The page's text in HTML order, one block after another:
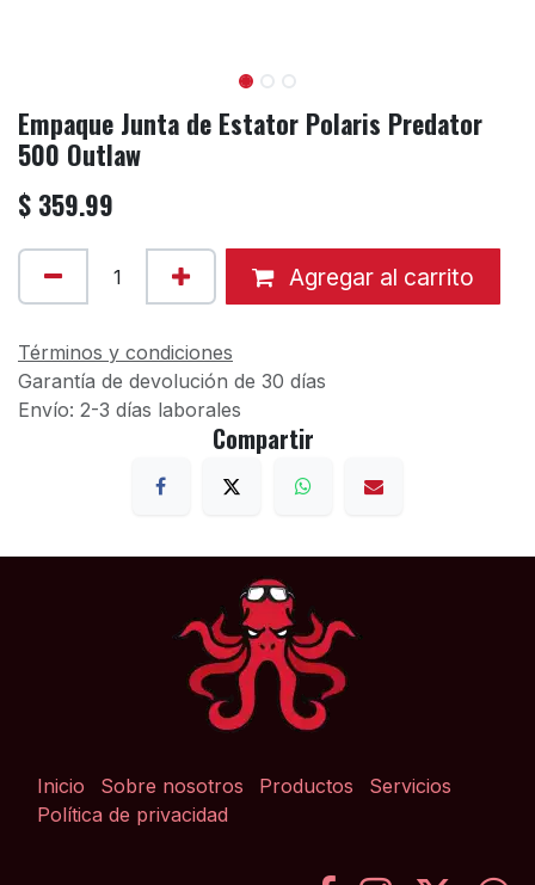
Empaque Junta de Estator Polaris Predator
500 Outlaw
$ 359.99
Agregar al carrito
Términos y condiciones
Garantía de devolución de 30 días
Envío: 2-3 días laborales
Compartir
Inicio Sobre nosotros Productos
Servicios
Política de privacidad